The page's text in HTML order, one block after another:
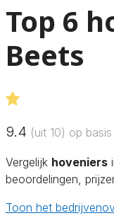
Top 6
Beets
9.4 (uit 10) op
Vergelijk hoveniers
beoordelingen,
Toon het